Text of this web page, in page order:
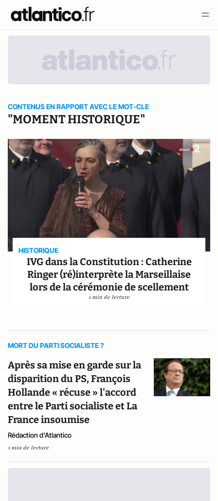
CONTENUS EN RAPPORT AVEC LE MOT-CLE
"MOMENT HISTORIQUE"
HISTORIQUE
IVG dans la Constitution : Catherine
Ringer (ré)interprète la Marseillaise
lors de la cérémonie de scellement
1 min de lecture
MORT DU PARTI SOCIALISTE ?
Après sa mise en garde sur la
disparition du PS, François
Hollande « récuse » l'accord
entre le Parti socialiste et La
France insoumise
Rédaction d'Atlantico
1 min de lecture